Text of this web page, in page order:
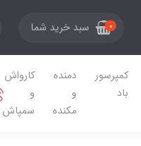
0 سبد خرید شما
کمپرسور
باد
دمنده
و
مکنده
کارواش
و
سمپاش